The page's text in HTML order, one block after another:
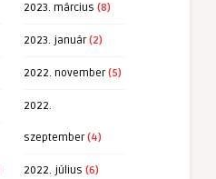
2023. március (8)
2023. január(2)
2022. november(5)
2022.
szeptember(4)
2022. július (6)